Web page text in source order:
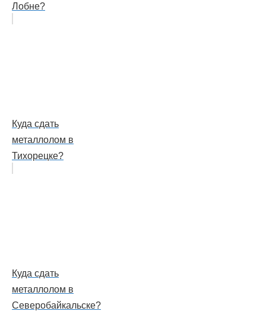
Лобне?
Куда сдать
металлолом в
Тихорецке?
Куда сдать
металлолом в
Северобайкальске?